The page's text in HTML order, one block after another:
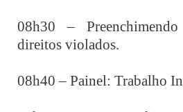
08h30 –
direitos violados.
08h40 – Painel: Trabalho